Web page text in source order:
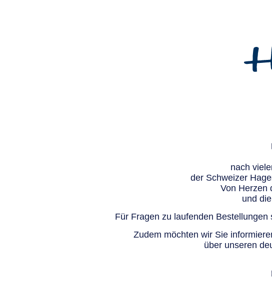
nach
der Schweizer
Von Herzen
und
Für Fragen zu laufenden
Zudem möchten wir Sie
über unseren